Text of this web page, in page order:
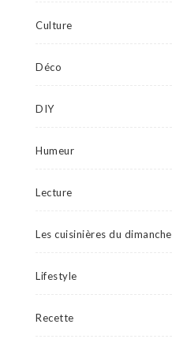
Culture
Déco
DIY
Humeur
Lecture
Les cuisinières du dimanche
Lifestyle
Recette